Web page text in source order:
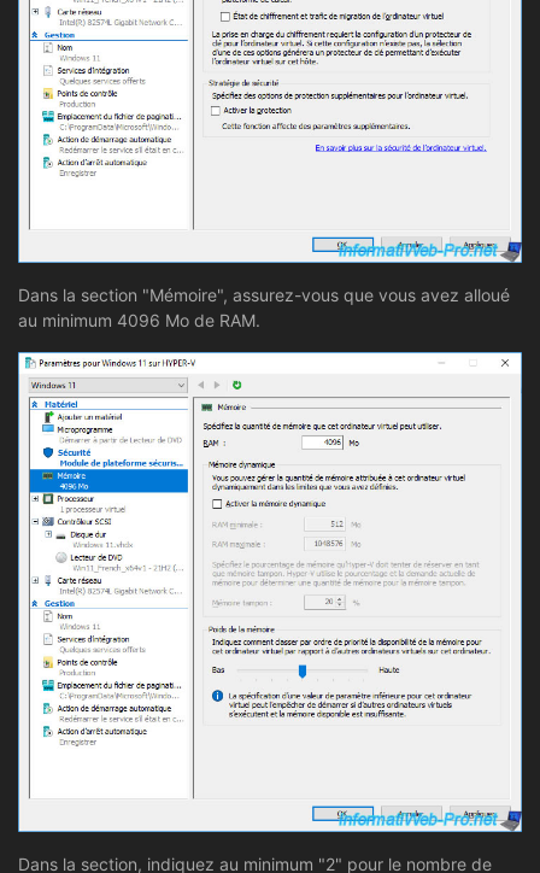
Dans la section "Mémoire", assurez-vous que vous avez alloué
au minimum 4096 Mo de RAM.
Dans la section, indiquez au minimum "2" pour le nombre de